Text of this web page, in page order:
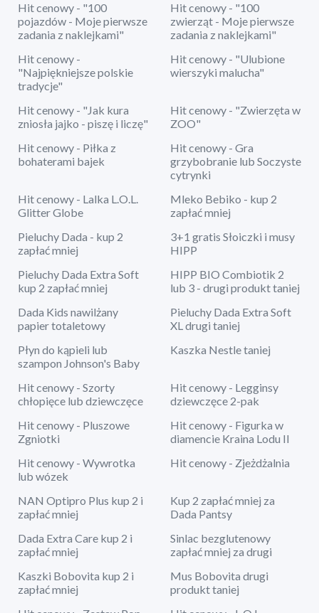
Hit cenowy - "100
pojazdów - Moje pierwsze
zadania z naklejkami"
Hit cenowy - "100
zwierząt - Moje pierwsze
zadania z naklejkami"
Hit cenowy -
"Najpiękniejsze polskie
tradycje"
Hit cenowy - "Ulubione
wierszyki malucha"
Hit cenowy - "Jak kura
zniosła jajko - piszę i liczę"
Hit cenowy - "Zwierzęta w
ZOO"
Hit cenowy - Piłka z
bohaterami bajek
Hit cenowy - Gra
grzybobranie lub Soczyste
cytrynki
Hit cenowy - Lalka L.O.L.
Glitter Globe
Mleko Bebiko - kup 2
zapłać mniej
Pieluchy Dada - kup 2
zapłać mniej
3+1 gratis Słoiczki i musy
HIPP
Pieluchy Dada Extra Soft
kup 2 zapłać mniej
HIPP BIO Combiotik 2
lub 3 - drugi produkt taniej
Dada Kids nawilżany
papier totaletowy
Pieluchy Dada Extra Soft
XL drugi taniej
Płyn do kąpieli lub
szampon Johnson's Baby
Kaszka Nestle taniej
Hit cenowy - Szorty
chłopięce lub dziewczęce
Hit cenowy - Legginsy
dziewczęce 2-pak
Hit cenowy - Pluszowe
Zgniotki
Hit cenowy - Figurka w
diamencie Kraina Lodu II
Hit cenowy - Wywrotka
lub wózek
Hit cenowy - Zjeżdżalnia
NAN Optipro Plus kup 2 i
zapłać mniej
Kup 2 zapłać mniej za
Dada Pantsy
Dada Extra Care kup 2 i
zapłać mniej
Sinlac bezglutenowy
zapłać mniej za drugi
Kaszki Bobovita kup 2 i
zapłać mniej
Mus Bobovita drugi
produkt taniej